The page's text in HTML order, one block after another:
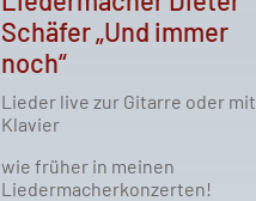
Schäfer „Und immer
noch“
Lieder live zur Gitarre oder mit
Klavier
wie früher in meinen
Liedermacherkonzerten!